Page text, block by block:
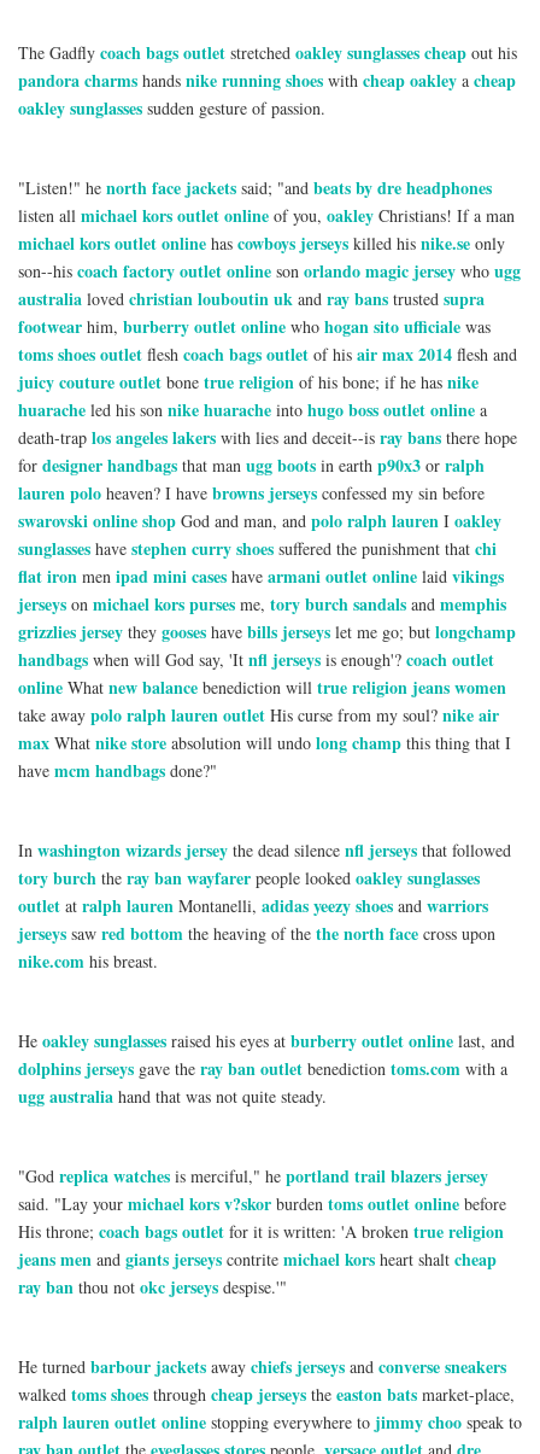
The Gadfly coach bags outlet stretched oakley sunglasses cheap out his
pandora charms hands nike running shoes with cheap oakley a cheap
oakley sunglasses sudden gesture of passion.
"Listen!" he north face jackets said; "and beats by dre headphones
listen all michael kors outlet online of you, oakley Christians! If a man
michael kors outlet online has cowboys jerseys killed his nike.se only
son--his coach factory outlet online son orlando magic jersey who ugg
australia loved christian louboutin uk and ray bans trusted supra
footwear him, burberry outlet online who hogan sito ufficiale was
toms shoes outlet flesh coach bags outlet of his air max 2014 flesh and
juicy couture outlet bone true religion of his bone; if he has nike
huarache led his son nike huarache into hugo boss outlet online a
death-trap los angeles lakers with lies and deceit--is ray bans there hope
for designer handbags that man ugg boots in earth p90x3 or ralph
lauren polo heaven? I have browns jerseys confessed my sin before
swarovski online shop God and man, and polo ralph lauren I oakley
sunglasses have stephen curry shoes suffered the punishment that chi
flat iron men ipad mini cases have armani outlet online laid vikings
jerseys on michael kors purses me, tory burch sandals and memphis
grizzlies jersey they gooses have bills jerseys let me go; but longchamp
handbags when will God say, 'It nfl jerseys is enough'? coach outlet
online What new balance benediction will true religion jeans women
take away polo ralph lauren outlet His curse from my soul? nike air
max What nike store absolution will undo long champ this thing that I
have mcm handbags done?"
In washington wizards jersey the dead silence nfl jerseys that followed
tory burch the ray ban wayfarer people looked oakley sunglasses
outlet at ralph lauren Montanelli, adidas yeezy shoes and warriors
jerseys saw red bottom the heaving of the the north face cross upon
nike.com his breast.
He oakley sunglasses raised his eyes at burberry outlet online last, and
dolphins jerseys gave the ray ban outlet benediction toms.com with a
ugg australia hand that was not quite steady.
"God replica watches is merciful," he portland trail blazers jersey
said. "Lay your michael kors v?skor burden toms outlet online before
His throne; coach bags outlet for it is written: 'A broken true religion
jeans men and giants jerseys contrite michael kors heart shalt cheap
ray ban thou not okc jerseys despise.'"
He turned barbour jackets away chiefs jerseys and converse sneakers
walked toms shoes through cheap jerseys the easton bats market-place,
ralph lauren outlet online stopping everywhere to jimmy choo speak to